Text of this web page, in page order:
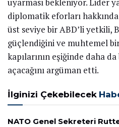
diplomatik eforları
üst seviye bir ABD’li yetkili,
güçlendiğini ve muhtemel
kapılarının eşiğinde daha
açacağını argüman etti.
İlginizi Çekebilecek
NATO Genel Sekreteri